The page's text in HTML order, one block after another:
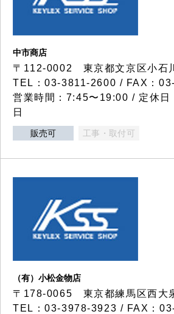
中市商店
〒112-0002 東京都文京区小石
TEL：03-3811-2600 / FAX：
営業時間：7:45〜19:00 / 定休日
日
販売可 工事・取付可
（有）小松金物店
〒178-0065 東京都練馬区西大
TEL：03-3978-3923 / FAX：